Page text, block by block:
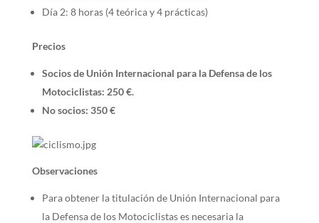
Día 2: 8 horas (4 teórica y 4 prácticas)
Precios
Socios de Unión Internacional para la Defensa de los
Motociclistas: 250 €.
No socios: 350 €
Observaciones
Para obtener la titulación de Unión Internacional para
la Defensa de los Motociclistas es necesaria la